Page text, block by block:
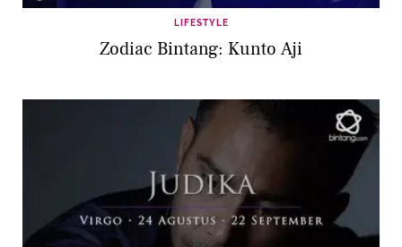
LIFESTYLE
Zodiac Bintang: Kunto Aji